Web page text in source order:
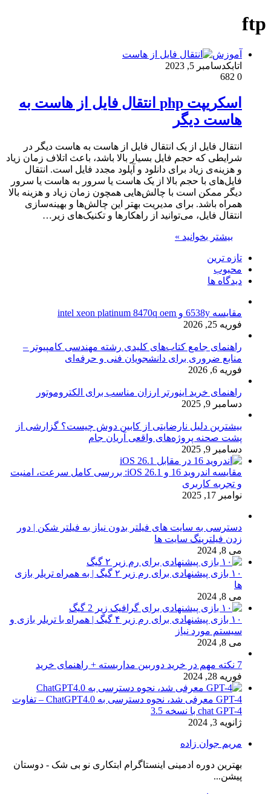
ftp
آموزش
اتابکدسامبر 5, 2023
0
اسکریپت php انتقال فایل از هاست به
هاست دیگر
انتقال فایل از یک انتقال فایل از هاست به هاست دیگر در
شرایطی که حجم فایل بسیار بالا باشد، باعث اتلاف زمان زیاد
و هزینه‌ی زیاد برای دانلود و آپلود مجدد فایل است. انتقال
فایل‌های با حجم بالا از یک هاست یا سرور به هاست یا سرور
دیگر ممکن است با چالش‌هایی همچون زمان زیاد و هزینه بالا
همراه باشد. برای مدیریت بهتر این چالش‌ها و بهینه‌سازی
انتقال فایل، می‌توانید از راهکارها و تکنیک‌های زیر…
بیشتر بخوانید »
تازه ترین
محبوب
دیدگاه ها
مقایسه 6538y و intel xeon platinum 8470q oem
فوریه 25, 2026
راهنمای جامع کتاب‌های کلیدی رشته مهندسی کامپیوتر –
منابع ضروری برای دانشجویان فنی و حرفه‌ای
فوریه 6, 2026
راهنمای خرید اینورتر ارزان مناسب برای الکتروموتور
دسامبر 9, 2025
بیشترین دلیل نارضایتی از کابین دوش چیست؟ گزارشی از
پشت صحنه پروژه‌های واقعی آریان جام
دسامبر 9, 2025
مقایسه اندروید 16 و iOS 26.1: بررسی کامل سرعت، امنیت
و تجربه کاربری
نوامبر 17, 2025
دسترسی به سایت های فیلتر بدون نیاز به فیلتر شکن | دور
زدن فیلترینگ سایت ها
می 8, 2024
۱۰ بازی پیشنهادی برای رم زیر ۲ گیگ | به همراه تریلر بازی
ها
می 8, 2024
۱۰ بازی پیشنهادی برای رم زیر ۴ گیگ | همراه با تریلر بازی و
سیستم مورد نیاز
می 8, 2024
7 نکته مهم در خرید دوربین مداربسته + راهنمای خرید
فوریه 28, 2024
GPT-4 معرفی شد، نحوه دسترسی به ChatGPT4.0 – تفاوت
chat GPT-4 با نسخه 3.5
ژانویه 3, 2024
مریم جوان زاده
بهترین دوره ادمینی اینستاگرام ابتکاری نو بی شک - دوستان
پیشن...